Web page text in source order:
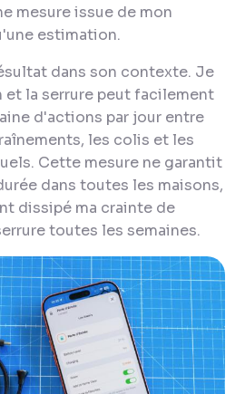
mesure issue de mon
estimation.
dans son contexte. Je
et la serrure peut facilement
d'actions par jour entre
les colis et les
Cette mesure ne garantit
dans toutes les maisons,
dissipé ma crainte de
toutes les semaines.